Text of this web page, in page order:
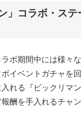
」コラボ・ステ
ラボ期間中には様々
イベントガチャを
れる『ビックリマ
酬を手入れるチャン